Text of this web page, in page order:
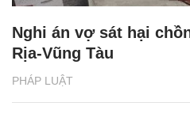
PHÁP LUẬT
Nghi án vợ sát hại
Rịa-Vũng Tàu